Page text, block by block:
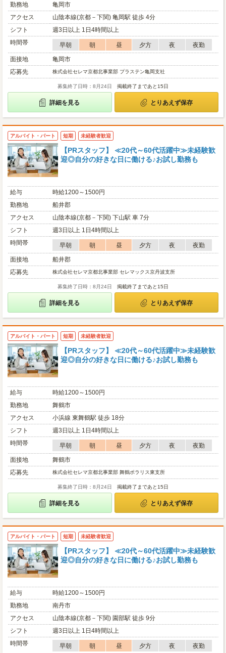
勤務地
亀岡市
アクセス
山陰本線(京都－下関) 亀岡駅 徒歩 4分
シフト
週3日以上 1日4時間以上
時間帯
早朝 朝 昼 夕方 夜
夜勤
面接地
亀岡市
応募先
株式会社セレマ京都北事業部 プラステン亀岡支社
募集終了日時：8月24日 掲載終了まであと15日
詳細を見る とりあえず保存
アルバイト・パート 短期 未経験者歓迎
【PRスタッフ】 ≪20代～60代活躍中≫未経験歓
迎◎自分の好きな日に働ける♪お試し勤務も
給与
時給1200～1500円
勤務地
船井郡
アクセス
山陰本線(京都－下関) 下山駅 車 7分
シフト
週3日以上 1日4時間以上
時間帯
早朝 朝 昼 夕方 夜
夜勤
面接地
船井郡
応募先
株式会社セレマ京都北事業部 セレマックス京丹波支所
募集終了日時：8月24日 掲載終了まであと15日
詳細を見る とりあえず保存
アルバイト・パート 短期 未経験者歓迎
【PRスタッフ】 ≪20代～60代活躍中≫未経験歓
迎◎自分の好きな日に働ける♪お試し勤務も
給与
時給1200～1500円
勤務地
舞鶴市
アクセス
小浜線 東舞鶴駅 徒歩 18分
シフト
週3日以上 1日4時間以上
時間帯
早朝 朝 昼 夕方 夜
夜勤
面接地
舞鶴市
応募先
株式会社セレマ京都北事業部 舞鶴ポラリス東支所
募集終了日時：8月24日 掲載終了まであと15日
詳細を見る とりあえず保存
アルバイト・パート 短期 未経験者歓迎
【PRスタッフ】 ≪20代～60代活躍中≫未経験歓
迎◎自分の好きな日に働ける♪お試し勤務も
給与
時給1200～1500円
勤務地
南丹市
アクセス
山陰本線(京都－下関) 園部駅 徒歩 9分
シフト
週3日以上 1日4時間以上
時間帯
早朝 朝 昼 夕方 夜
夜勤